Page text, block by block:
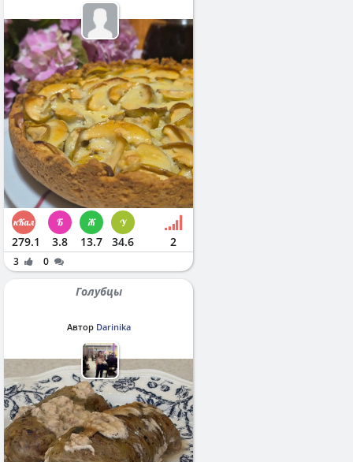
279.1 3.8 13.7 34.6 2
3 0
Голубцы
Автор Darinika